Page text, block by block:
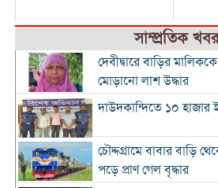
সাম্প্রতিক
দেবীদ্বারে বাড়ির
মোড়ানো লাশ উদ্ধার
দাউদকান্দিতে ১০ হাজার
চৌদ্দগ্রামে বাবার বাড়ি
পড়ে প্রাণ গেল বৃদ্ধার